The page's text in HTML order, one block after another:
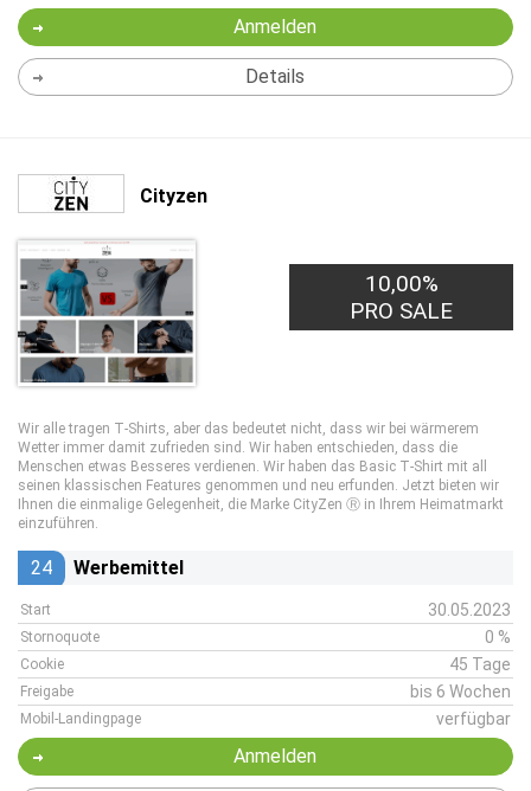
Anmelden
Details
Cityzen
10,00%
PRO SALE
Wir alle tragen T‑Shirts, aber das bedeutet nicht, dass wir bei wärmerem
Wetter immer damit zufrieden sind. Wir haben entschieden, dass die
Menschen etwas Besseres verdienen. Wir haben das Basic T‑Shirt mit all
seinen klassischen Features genommen und neu erfunden. Jetzt bieten wir
Ihnen die einmalige Gelegenheit, die Marke CityZen Ⓡ in Ihrem Heimatmarkt
einzuführen.
24 Werbemittel
Start 30.05.2023
Stornoquote 0 %
Cookie 45 Tage
Freigabe bis 6 Wochen
Mobil-Landingpage verfügbar
Anmelden